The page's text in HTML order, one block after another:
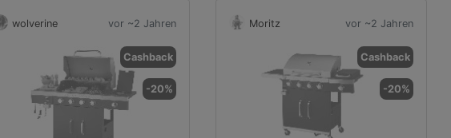
wolverine vor ~2 Jahren
Cashback
-20%
Moritz vor ~2 Jahren
Cashback
-20%